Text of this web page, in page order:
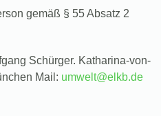
gemäß § 55 Absatz 2
Schürger. Katharina-von-
Mail: umwelt@elkb.de